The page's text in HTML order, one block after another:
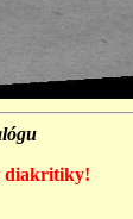
diakritiky!